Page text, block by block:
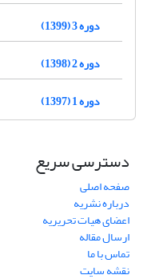
دوره 3 (1399)
دوره 2 (1398)
دوره 1 (1397)
دسترسی سریع
صفحه اصلی
درباره نشریه
اعضای هیات تحریریه
ارسال مقاله
تماس با ما
نقشه سایت